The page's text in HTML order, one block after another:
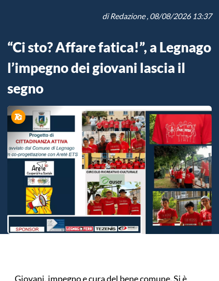
diRedazione, 08/08/2026 13:37
“Ci sto? Affare fatica!”, a Legnago
l’impegno dei giovani lascia il
segno
Giovani, impegno e cura del bene comune. Si è